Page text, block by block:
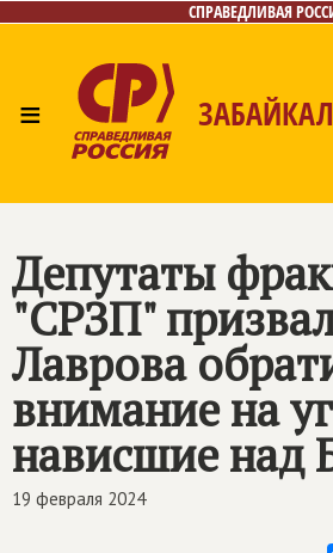
СПРАВЕДЛИВАЯ
≡
Контакты
Депутаты
"СРЗП"
Лаврова
внимание на
нависшие над
19 февраля 2024